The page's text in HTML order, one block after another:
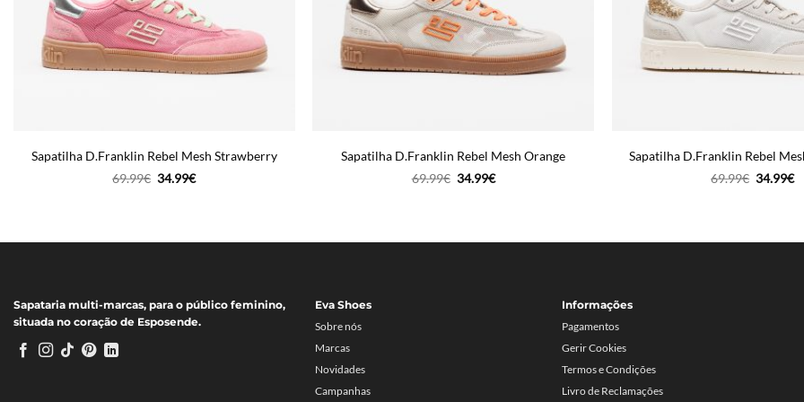
Sapatilha D.Franklin Rebel Mesh Strawberry
69.99€ O
34.99€O
Sapatilha D.Franklin Rebel Mesh Orange
69.99€ O
34.99€O
Sapatilha D.Franklin Rebel
69.99€ O
34.99€O
Sapataria multi-marcas, para o público feminino,
situada no coração de Esposende.
Eva Shoes
Sobre nós
Marcas
Novidades
Campanhas
Informações
Pagamentos
Gerir Cookies
Termos e Condições
Livro de Reclamações